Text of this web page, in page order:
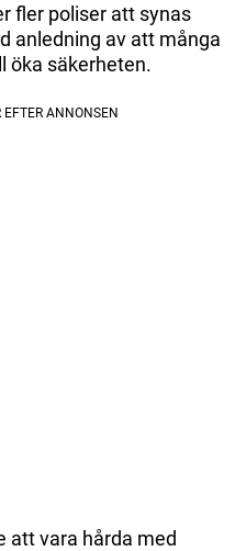
fler poliser att synas
anledning av att många
öka säkerheten.
att vara hårda med